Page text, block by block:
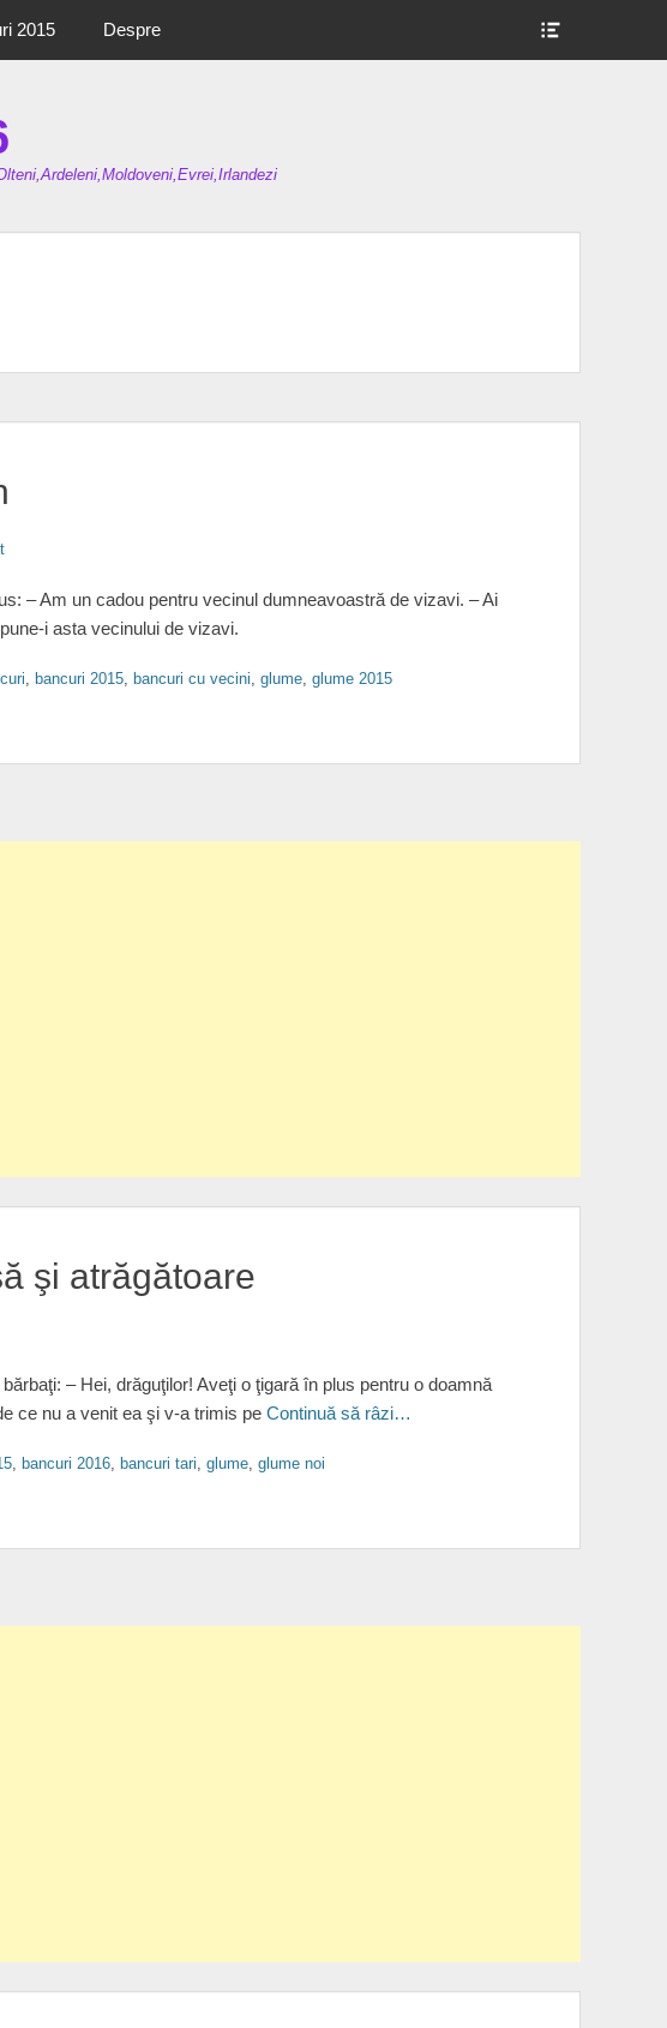
2015 Despre
Sidebar
– Am un cadou pentru vecinul dumneavoastră de vizavi. – Ai
i asta vecinului de vizavi.
, bancuri 2015, bancuri cu vecini, glume, glume 2015
şi atrăgătoare
– Hei, drăguţilor! Aveţi o ţigară în plus pentru o doamnă
ce nu a venit ea şi v-a trimis pe Continuă să râzi…
, bancuri 2016, bancuri tari, glume, glume noi